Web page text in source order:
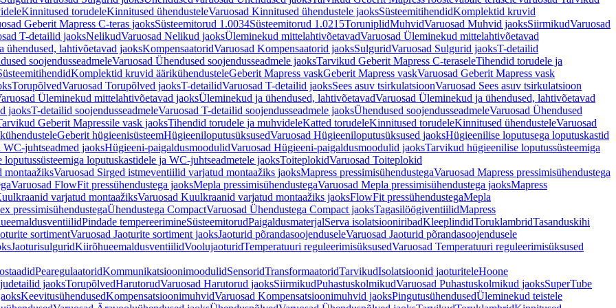
Kinnitused torudeleKinnitused ühendusteleVaruosad Kinnitused ühendustele jaoksSüsteemitihendidKomplektid kruvid
Geberit Mapress C-teras jaoksSüsteemitorud 1.0034Süsteemitorud 1.0215ToruniplidMuhvidVaruosad Muhvid jaoksSiirmikudVaruosad
T-detailid jaoksNelikudVaruosad Nelikud jaoksÜleminekud mittelahtivõetavadVaruosad Üleminekud mittelahtivõetavad
ühendused, lahtivõetavad jaoksKompensaatoridVaruosad Kompensaatorid jaoksSulguridVaruosad Sulgurid jaoksT-detailid
soojendusseadmeleVaruosad Ühendused soojendusseadmele jaoksTarvikud Geberit Mapress C-teraseleTihendid torudele ja
Komplektid kruvid äärikühendusteleGeberit Mapress vaskGeberit Mapress vaskVaruosad Geberit Mapress vask
TorupõlvedVaruosad Torupõlved jaoksT-detailidVaruosad T-detailid jaoksSees asuv tsirkulatsioonVaruosad Sees asuv tsirkulatsioon
Üleminekud mittelahtivõetavad jaoksÜleminekud ja ühendused, lahtivõetavadVaruosad Üleminekud ja ühendused, lahtivõetavad
jaoksT-detailid soojendusseadmeleVaruosad T-detailid soojendusseadmele jaoksÜhendused soojendusseadmeleVaruosad Ühendused
Geberit Mapressile vask jaoksTihendid torudele ja muhvideleKatted torudeleKinnitused torudeleKinnitused ühendusteleVaruosad
Geberit hügieenisüsteemHügieeniloputusüksusedVaruosad Hügieeniloputusüksused jaoksHügieenilise loputusega loputuskastid
juhtseadmed jaoksHügieeni-paigaldusmoodulidVaruosad Hügieeni-paigaldusmoodulid jaoksTarvikud hügieenilise loputussüsteemiga
loputuskastidele ja WC-juhtseadmetele jaoksToiteplokidVaruosad Toiteplokid
montaažiksVaruosad Sirged istmeventiilid varjatud montaažiks jaoksMapress pressimisühendustegaVaruosad Mapress pressimisühendustega
Varuosad FlowFit pressühendustega jaoksMepla pressimisühendustegaVaruosad Mepla pressimisühendustega jaoksMapress
varjatud montaažiksVaruosad Kuulkraanid varjatud montaažiks jaoksFlowFit pressühendustegaMepla
pressimisühendustegaÜhendustega CompactVaruosad Ühendustega Compact jaoksTagasilöögiventiilidMapress
Pindade tempereerimineSüsteemitorudPaigaldusmaterjalServa isolatsiooniribadKleeplindidToruklambridTasanduskihi
sortimentVaruosad Jaoturite sortiment jaoksJaoturid põrandasoojenduseleVaruosad Jaoturid põrandasoojendusele
JaoturisulguridKiirõhueemaldusventiilidVoolujaoturidTemperatuuri reguleerimisüksusedVaruosad Temperatuuri reguleerimisüksused
PearegulaatoridKommunikatsioonimoodulidSensoridTransformaatoridTarvikudIsolatsioonid jaoturiteleHoone
jaoksTorupõlvedHarutorudVaruosad Harutorud jaoksSiirmikudPuhastuskolmikudVaruosad Puhastuskolmikud jaoksSuperTube
KeevitusühendusedKompensatsioonimuhvidVaruosad Kompensatsioonimuhvid jaoksPingutusühendusedÜleminekud teistele